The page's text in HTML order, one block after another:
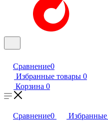
Сравнение0
Избранные товары 0
Корзина 0
Сравнение0